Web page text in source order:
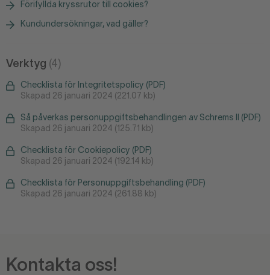
Förifyllda kryssrutor till cookies?
Kundundersökningar, vad gäller?
Verktyg (4)
Checklista för Integritetspolicy (PDF)
Skapad 26 januari 2024 (221.07 kb)
Så påverkas personuppgiftsbehandlingen av Schrems II (PDF)
Skapad 26 januari 2024 (125.71 kb)
Checklista för Cookiepolicy (PDF)
Skapad 26 januari 2024 (192.14 kb)
Checklista för Personuppgiftsbehandling (PDF)
Skapad 26 januari 2024 (261.88 kb)
Kontakta oss!